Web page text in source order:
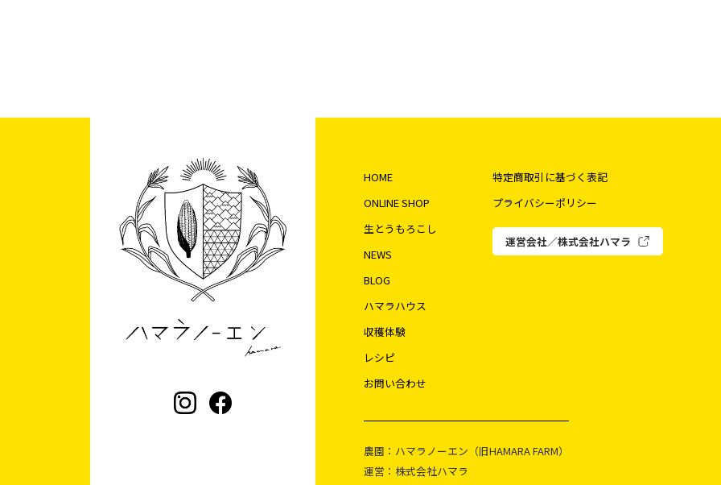
HOME
ONLINE SHOP
生とうもろこし
NEWS
BLOG
ハマラハウス
収穫体験
レシピ
お問い合わせ
特定商取引に基づく表記
プライバシーポリシー
運営会社／株式会社ハマラ
農園：ハマラノーエン（旧HAMARA FARM）
運営：株式会社ハマラ